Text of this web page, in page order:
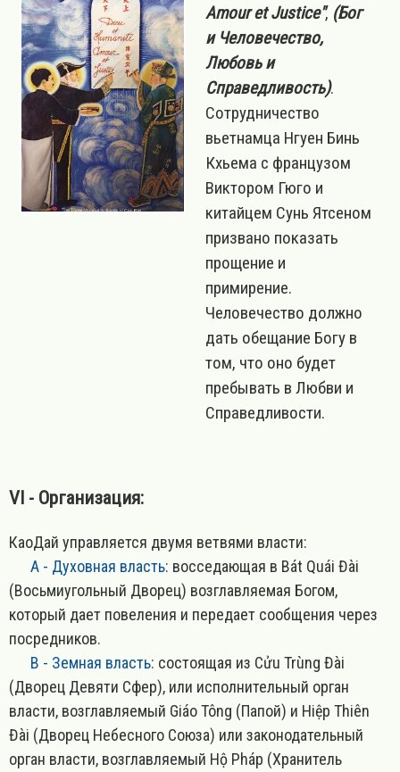
Amour et Justice", (Бог
и Человечество,
Любовь и
Справедливость).
Сотрудничество
вьетнамца Нгуен Бинь
Кхьема с французом
Виктором Гюго и
китайцем Сунь Ятсеном
призвано показать
прощение и
примирение.
Человечество должно
дать обещание Богу в
том, что оно будет
пребывать в Любви и
Справедливости.
VI - Организация:
КаоДай управляется двумя ветвями власти:
A - Духовная власть: восседающая в Bát Quái Đài
(Восьмиугольный Дворец) возглавляемая Богом,
который дает повеления и передает сообщения через
посредников.
B - Земная власть: состоящая из Cửu Trùng Đài
(Дворец Девяти Сфер), или исполнительный орган
власти, возглавляемый Giáo Tông (Папой) и Hiệp Thiên
Đài (Дворец Небесного Союза) или законодательный
орган власти, возглавляемый Hộ Pháp (Хранитель